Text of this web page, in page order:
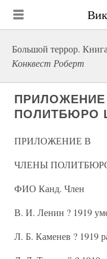
Большой террор.
Конквест Роберт
ПОЛИТБЮРО
ПРИЛОЖЕНИЕ В
ЧЛЕНЫ ПОЛИТБЮРО
ФИО Канд. Член
В. И. Ленин ? 1919
Л. Б. Каменев ? 1919